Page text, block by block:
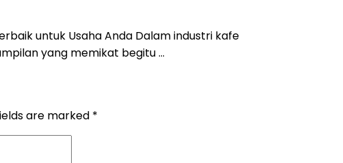
untuk Usaha Anda Dalam industri kafe
yang memikat begitu …
are marked *